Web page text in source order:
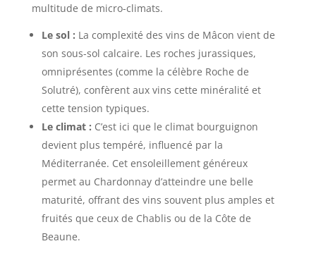
multitude de micro-climats.
Le sol : La complexité des vins de Mâcon vient de
son sous-sol calcaire. Les roches jurassiques,
omniprésentes (comme la célèbre Roche de
Solutré), confèrent aux vins cette minéralité et
cette tension typiques.
Le climat : C’est ici que le climat bourguignon
devient plus tempéré, influencé par la
Méditerranée. Cet ensoleillement généreux
permet au Chardonnay d’atteindre une belle
maturité, offrant des vins souvent plus amples et
fruités que ceux de Chablis ou de la Côte de
Beaune.